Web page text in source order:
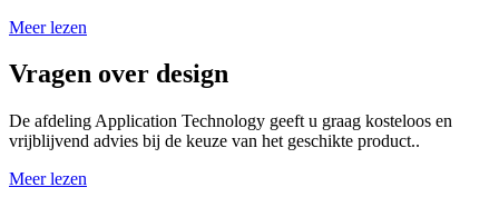
Meer lezen
Vragen over design
De afdeling Application Technology geeft u graag kosteloos en
vrijblijvend advies bij de keuze van het geschikte product..
Meer lezen